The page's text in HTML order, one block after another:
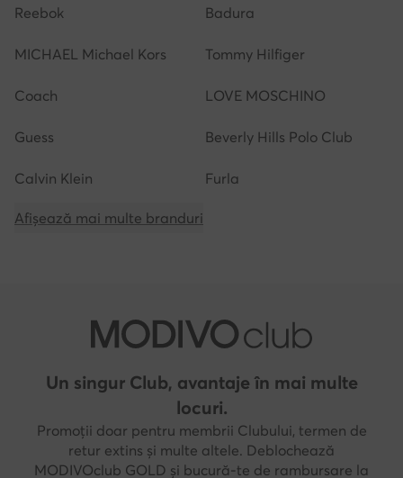
Reebok Badura
MICHAEL Michael Kors Tommy Hilfiger
Coach LOVE MOSCHINO
Guess Beverly Hills Polo Club
Calvin Klein Furla
Afișează mai multe branduri
Un singur Club, avantaje în mai multe
locuri.
Promoții doar pentru membrii Clubului, termen de
retur extins și multe altele. Deblochează
MODIVOclub GOLD și bucură-te de rambursare la